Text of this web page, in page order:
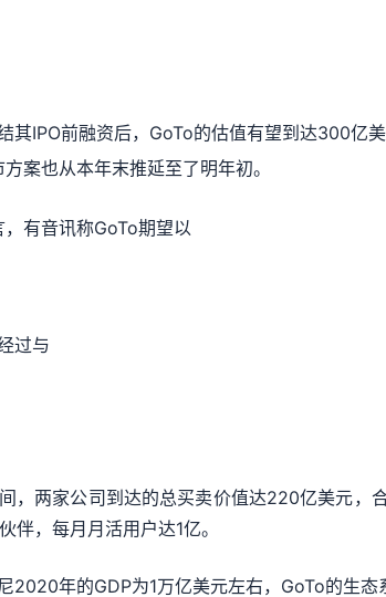
其IPO前融资后，GoTo的估值有望到达300亿
案也从本年末推延至了明年初。
有音讯称GoTo期望以
过与
，两家公司到达的总买卖价值达220亿美元
伴，每月月活用户达1亿。
2020年的GDP为1万亿美元左右，GoTo的生